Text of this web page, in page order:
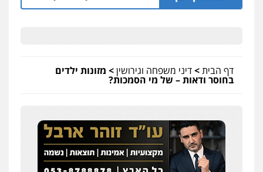
דף הבית>דיני משפחה וגירושין> מזונות ילדים
בחוסר ודאות – של מי הסמכות?